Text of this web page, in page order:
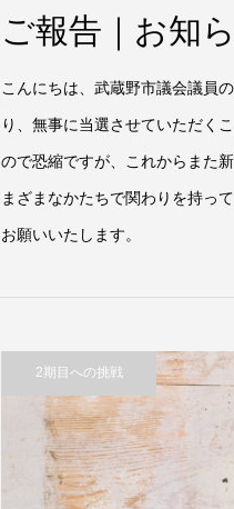
ご報告｜お知
こんにちは、武蔵野市議会議員
り、無事に当選させていただく
ので恐縮ですが、これからまた
まざまなかたちで関わりを持っ
お願いいたします。
2期目への挑戦